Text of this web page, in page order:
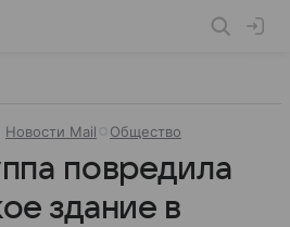
Новости Mail Общество
повредила
здание в